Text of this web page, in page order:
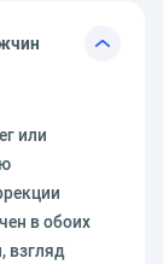
или
в обоих
взгляд